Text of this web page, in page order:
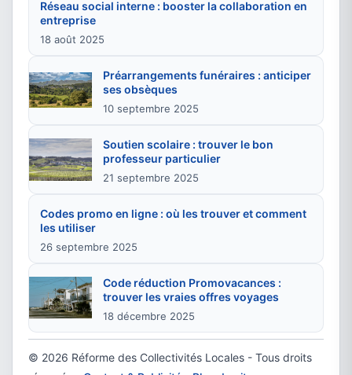
Réseau social interne : booster la collaboration en
entreprise
18 août 2025
Préarrangements funéraires : anticiper
ses obsèques
10 septembre 2025
Soutien scolaire : trouver le bon
professeur particulier
21 septembre 2025
Codes promo en ligne : où les trouver et comment
les utiliser
26 septembre 2025
Code réduction Promovacances :
trouver les vraies offres voyages
18 décembre 2025
© 2026 Réforme des Collectivités Locales - Tous droits